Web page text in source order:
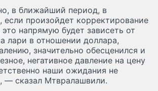
в ближайший период, в
произойдет корректирование
напрямую будет зависеть от
лари в отношении доллара,
значительно обесценился и
негативное давление на цену
наши ожидания не
— сказал Мтвралашвили.